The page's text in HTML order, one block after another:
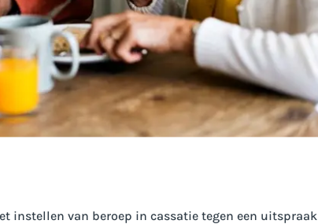
instellen van beroep in cassatie tegen een uitspraak